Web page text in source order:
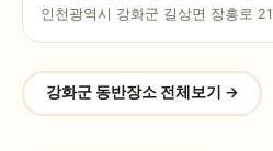
인천광역시 강화군 길상면 장흥로
강화군동반장소 전체보기 →